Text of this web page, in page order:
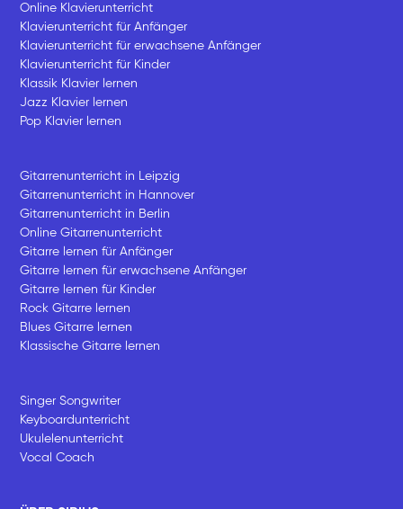
Online Klavierunterricht
Klavierunterricht für Anfänger
Klavierunterricht für erwachsene Anfänger
Klavierunterricht für Kinder
Klassik Klavier lernen
Jazz Klavier lernen
Pop Klavier lernen
Gitarrenunterricht in Leipzig
Gitarrenunterricht in Hannover
Gitarrenunterricht in Berlin
Online Gitarrenunterricht
Gitarre lernen für Anfänger
Gitarre lernen für erwachsene Anfänger
Gitarre lernen für Kinder
Rock Gitarre lernen
Blues Gitarre lernen
Klassische Gitarre lernen
Singer Songwriter
Keyboardunterricht
Ukulelenunterricht
Vocal Coach